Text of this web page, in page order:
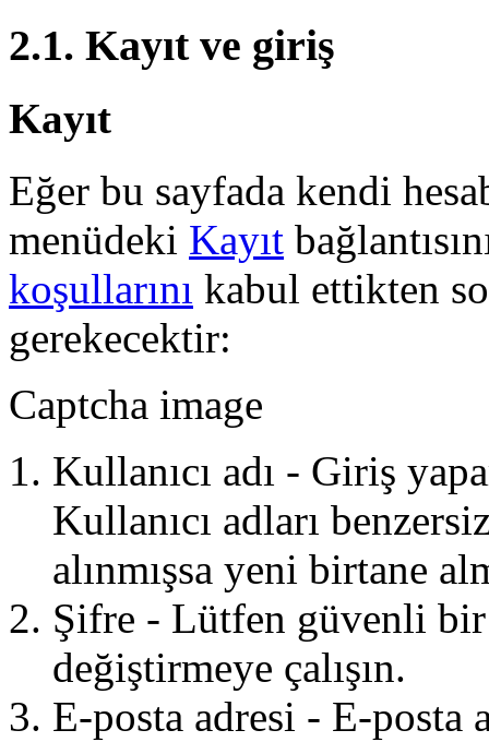
2.1. Kayıt ve giriş
Kayıt
Eğer bu sayfada kendi
menüdeki Kayıt
koşullarını kabul ettikten
gerekecektir:
Captcha image
Kullanıcı adı - Giriş
Kullanıcı adları
alınmışsa yeni birtane
Şifre - Lütfen güvenli bir
değiştirmeye çalışın.
E-posta adresi - E-posta